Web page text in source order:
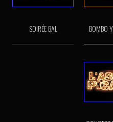
SOIRÉE BAL BOMBO